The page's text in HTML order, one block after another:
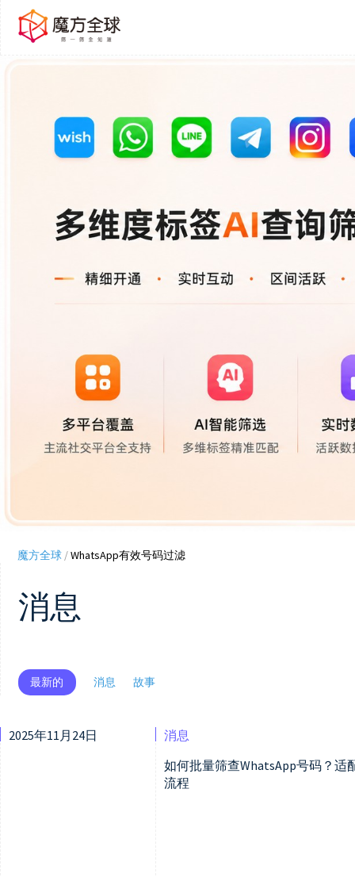
魔方全球/WhatsApp有效号码过滤
消息
最新的 消息 故事
2025年11月24日
消息
如何批量筛查WhatsApp号码？
流程